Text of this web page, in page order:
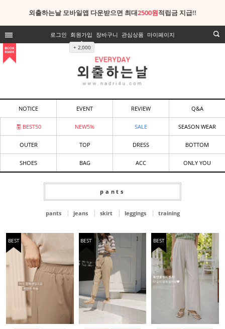
외출하는날 모바일앱 다운받으면 최대2500원적립금 지급!!
로그인 회원가입
+ 2,000
장바구니 관심상품 마이페이지
NOTICE EVENT REVIEW Q&A
BEST50 NEW5% SALE SEASON WEAR
OUTER TOP DRESS BOTTOM
SHOES BAG ACC ONLY YOU
pants
pants jeans skirt leggings training
BEST BEST BEST